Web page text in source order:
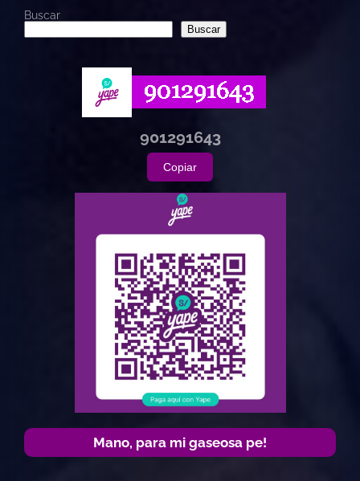
Buscar
Buscar
901291643
Copiar
Mano, para mi gaseosa pe!